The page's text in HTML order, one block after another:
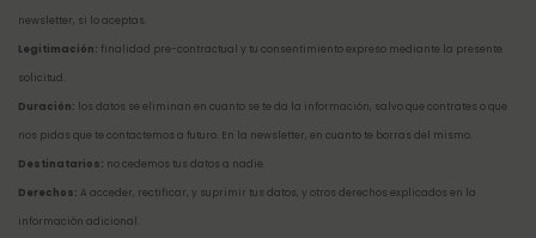
newsletter, si lo aceptas.
Legitimación: finalidad pre-contractual y tu consentimiento expreso mediante la presente
solicitud.
Duración: los datos se eliminan en cuanto se te da la información, salvo que contrates o que
nos pidas que te contactemos a futuro. En la newsletter, en cuanto te borras del mismo.
Destinatarios: no cedemos tus datos a nadie.
Derechos: A acceder, rectificar, y suprimir tus datos, y otros derechos explicados en la
información adicional